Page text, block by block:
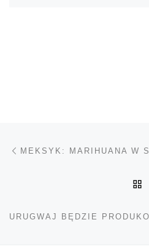
Nawigacja wpisu